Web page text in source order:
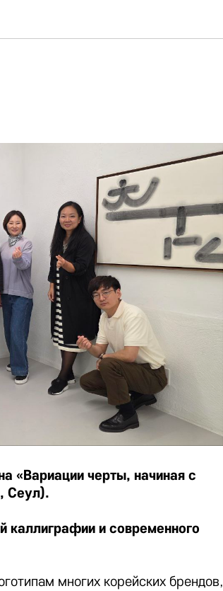
«Вариации черты, начиная с
Сеул).
каллиграфии и современного
многих корейских брендов,